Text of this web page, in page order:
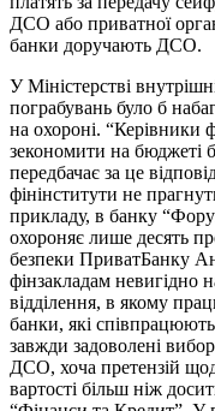
ДСО або приватної
банки доручають ДСО.
У Міністерстві
пограбувань було б
на охороні. “Керівники
зекономити на бюджеті
передбачає за це
фінінститути не
прикладу, в банку
охороняє лише десять
безпеки ПриватБанку
фінзакладам
відділення, в якому
банки, які
завжди задоволені
ДСО, хоча претензій
вартості більш ніж